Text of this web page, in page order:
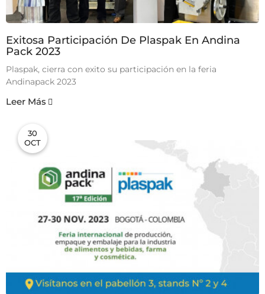
Exitosa Participación De Plaspak En Andina
Pack 2023
Plaspak, cierra con exito su participación en la feria
Andinapack 2023
Leer Más
30
OCT